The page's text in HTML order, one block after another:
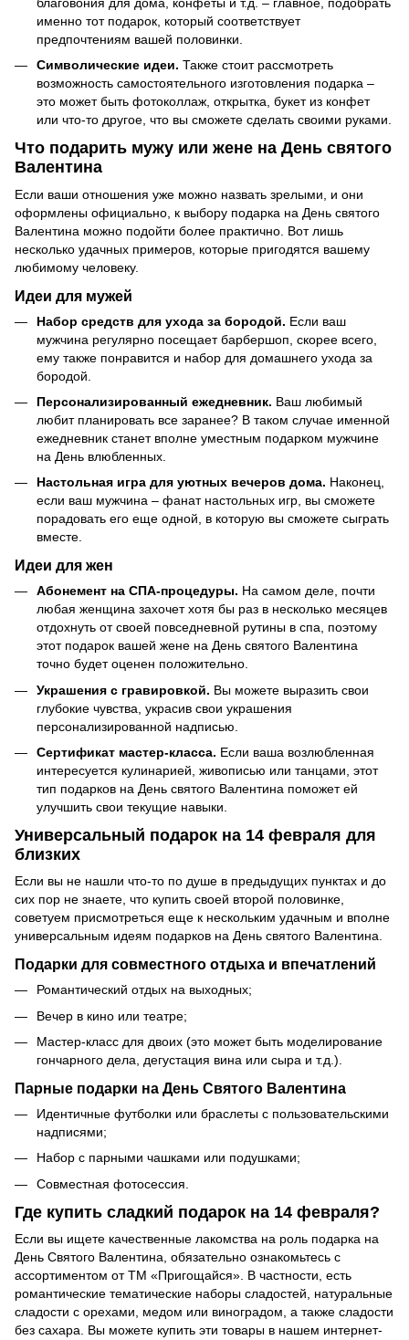
именно тот подарок, который соответствует
предпочтениям вашей половинки.
Символические идеи. Также стоит рассмотреть
возможность самостоятельного изготовления подарка –
это может быть фотоколлаж, открытка, букет из конфет
или что-то другое, что вы сможете сделать своими руками.
Что подарить мужу или жене на День святого
Валентина
Если ваши отношения уже можно назвать зрелыми, и они
оформлены официально, к выбору подарка на День святого
Валентина можно подойти более практично. Вот лишь
несколько удачных примеров, которые пригодятся вашему
любимому человеку.
Идеи для мужей
Набор средств для ухода за бородой. Если ваш
мужчина регулярно посещает барбершоп, скорее всего,
ему также понравится и набор для домашнего ухода за
бородой.
Персонализированный ежедневник. Ваш любимый
любит планировать все заранее? В таком случае именной
ежедневник станет вполне уместным подарком мужчине
на День влюбленных.
Настольная игра для уютных вечеров дома. Наконец,
если ваш мужчина – фанат настольных игр, вы сможете
порадовать его еще одной, в которую вы сможете сыграть
вместе.
Идеи для жен
Абонемент на СПА-процедуры. На самом деле, почти
любая женщина захочет хотя бы раз в несколько месяцев
отдохнуть от своей повседневной рутины в спа, поэтому
этот подарок вашей жене на День святого Валентина
точно будет оценен положительно.
Украшения с гравировкой. Вы можете выразить свои
глубокие чувства, украсив свои украшения
персонализированной надписью.
Сертификат мастер-класса. Если ваша возлюбленная
интересуется кулинарией, живописью или танцами, этот
тип подарков на День святого Валентина поможет ей
улучшить свои текущие навыки.
Универсальный подарок на 14 февраля для
близких
Если вы не нашли что-то по душе в предыдущих пунктах и до
сих пор не знаете, что купить своей второй половинке,
советуем присмотреться еще к нескольким удачным и вполне
универсальным идеям подарков на День святого Валентина.
Подарки для совместного отдыха и впечатлений
Романтический отдых на выходных;
Вечер в кино или театре;
Мастер-класс для двоих (это может быть моделирование
гончарного дела, дегустация вина или сыра и т.д.).
Парные подарки на День Святого Валентина
Идентичные футболки или браслеты с пользовательскими
надписями;
Набор с парными чашками или подушками;
Совместная фотосессия.
Где купить сладкий подарок на 14 февраля?
Если вы ищете качественные лакомства на роль подарка на
День Святого Валентина, обязательно ознакомьтесь с
ассортиментом от ТМ «Пригощайся». В частности, есть
романтические тематические наборы сладостей, натуральные
сладости с орехами, медом или виноградом, а также сладости
без сахара. Вы можете купить эти товары в нашем интернет-